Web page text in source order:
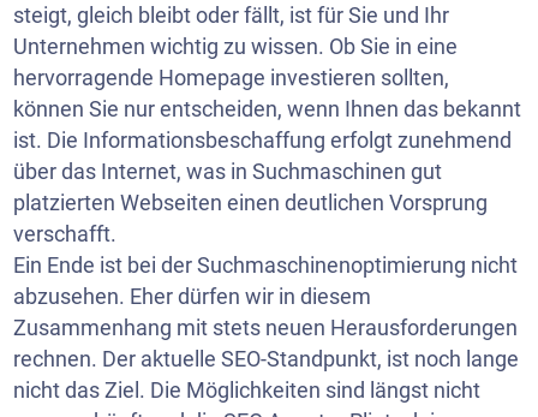
steigt, gleich bleibt oder fällt, ist für Sie und Ihr
Unternehmen wichtig zu wissen. Ob Sie in eine
hervorragende Homepage investieren sollten,
können Sie nur entscheiden, wenn Ihnen das bekannt
ist. Die Informationsbeschaffung erfolgt zunehmend
über das Internet, was in Suchmaschinen gut
platziertenWebseiten einen deutlichen Vorsprung
verschafft.
Ein Ende ist bei der Suchmaschinenoptimierung nicht
abzusehen. Eher dürfen wir in diesem
Zusammenhang mit stets neuen Herausforderungen
rechnen. Der aktuelle SEO-Standpunkt, ist noch lange
nicht das Ziel. Die Möglichkeiten sind längst nicht